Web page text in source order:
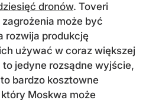
dronów. Toveri
może być
rozwija produkcję
używać w coraz większej
jedyne rozsądne wyjście,
bardzo kosztowne
Moskwa może